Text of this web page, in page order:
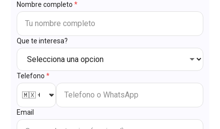
Nombre completo *
Que te interesa?
Telefono *
Email